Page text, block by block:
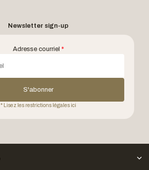
Newsletter sign-up
Adresse courriel *
S'abonner
* Lisez les restrictions légales ici